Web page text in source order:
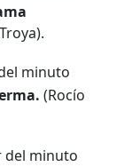
minuto
(Rocío
del minuto